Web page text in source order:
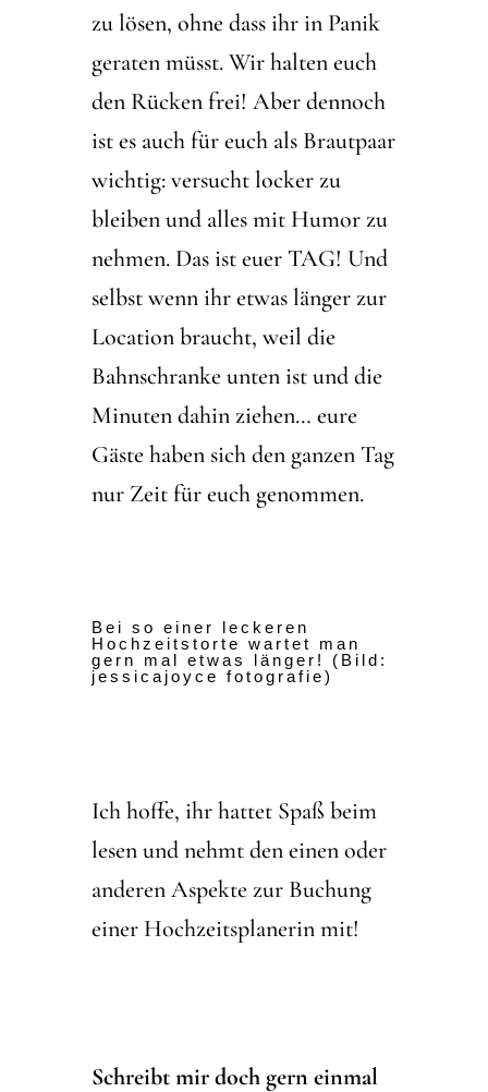
zu lösen, ohne dass ihr in Panik
geraten müsst. Wir halten euch
den Rücken frei! Aber dennoch
ist es auch für euch als Brautpaar
wichtig: versucht locker zu
bleiben und alles mit Humor zu
nehmen. Das ist euer TAG! Und
selbst wenn ihr etwas länger zur
Location braucht, weil die
Bahnschranke unten ist und die
Minuten dahin ziehen… eure
Gäste haben sich den ganzen Tag
nur Zeit für euch genommen.
Bei so einer leckeren
Hochzeitstorte wartet man
gern mal etwas länger! (Bild:
jessicajoyce fotografie)
Ich hoffe, ihr hattet Spaß beim
lesen und nehmt den einen oder
anderen Aspekte zur Buchung
einer Hochzeitsplanerin mit!
Schreibt mir doch gern einmal